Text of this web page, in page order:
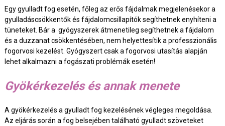
Egy gyulladt fog esetén, főleg az erős fájdalmak megjelenésekor a
gyulladáscsökkentők és fájdalomcsillapítók segíthetnek enyhíteni a
tüneteket. Bár a gyógyszerek átmenetileg segíthetnek a fájdalom
és a duzzanat csökkentésében, nem helyettesítik a professzionális
fogorvosi kezelést. Gyógyszert csak a fogorvosi utasítás alapján
lehet alkalmazni a fogászati problémák esetén!
Gyökérkezelés és annak menete
A gyökérkezelés a gyulladt fog kezelésének végleges megoldása.
Az eljárás során a fog belsejében található gyulladt szöveteket